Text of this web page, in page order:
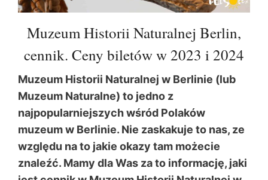
Muzeum Historii Naturalnej Berlin,
cennik. Ceny biletów w 2023 i 2024
Muzeum Historii Naturalnej w Berlinie (lub
Muzeum Naturalne) to jedno z
najpopularniejszych wśród Polaków
muzeum w Berlinie. Nie zaskakuje to nas, ze
względu na to jakie okazy tam możecie
znaleźć. Mamy dla Was za to informację, jaki